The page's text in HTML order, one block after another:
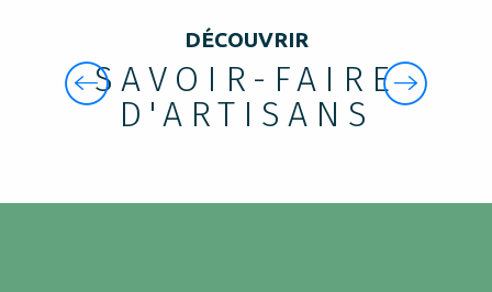
DÉCOUVRIR
SAVOIR-FAIRE
D'ARTISANS
EL TRABAJO
DE LOS
ARTESANOS